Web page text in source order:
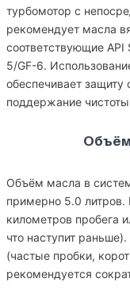
турбомотор с
рекомендует масла
соответствующие API
5/GF-6.
обеспечивает защиту
поддержание чистоты
Объём масла в
примерно 5.0
километров пробега
что наступит
(частые пробки,
рекомендуется